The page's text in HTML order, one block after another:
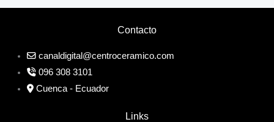
Contacto
canaldigital@centroceramico.com
096 308 3101
Cuenca - Ecuador
Links